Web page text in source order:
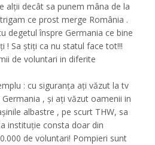
alții decât sa punem mâna de la
ce prost merge România .
degetul înspre Germania ce bine
! Sa știți ca nu statul face tot!!!
de voluntari in diferite
: cu siguranța ați văzut la tv
, și ați văzut oamenii in
albastre , pe scurt THW, sa
instituție consta doar din
de voluntari! Pompieri sunt